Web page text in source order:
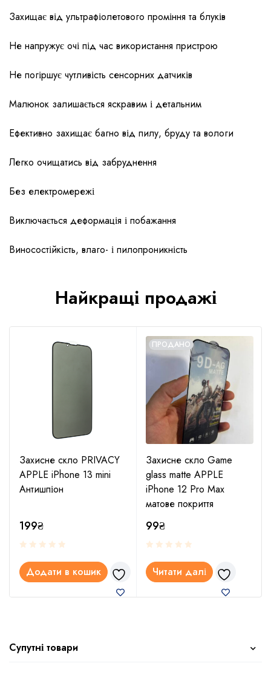
Захищає від ультрафіолетового проміння та блуків
Не напружує очі під час використання пристрою
Не погіршує чутливість сенсорних датчиків
Малюнок залишається яскравим і детальним
Ефективно захищає багно від пилу, бруду та вологи
Легко очищатись від забруднення
Без електромережі
Виключається деформація і побажання
Виносостійкість, влаго- і пилопроникність
Найкращі продажі
Захисне скло PRIVACY
APPLE iPhone 13 mini
Антишпіон
199₴
Додати в кошик
ПРОДАНО
Захисне скло Game
glass matte APPLE
iPhone 12 Pro Max
матове покриття
99₴
Читати далі
Супутні товари